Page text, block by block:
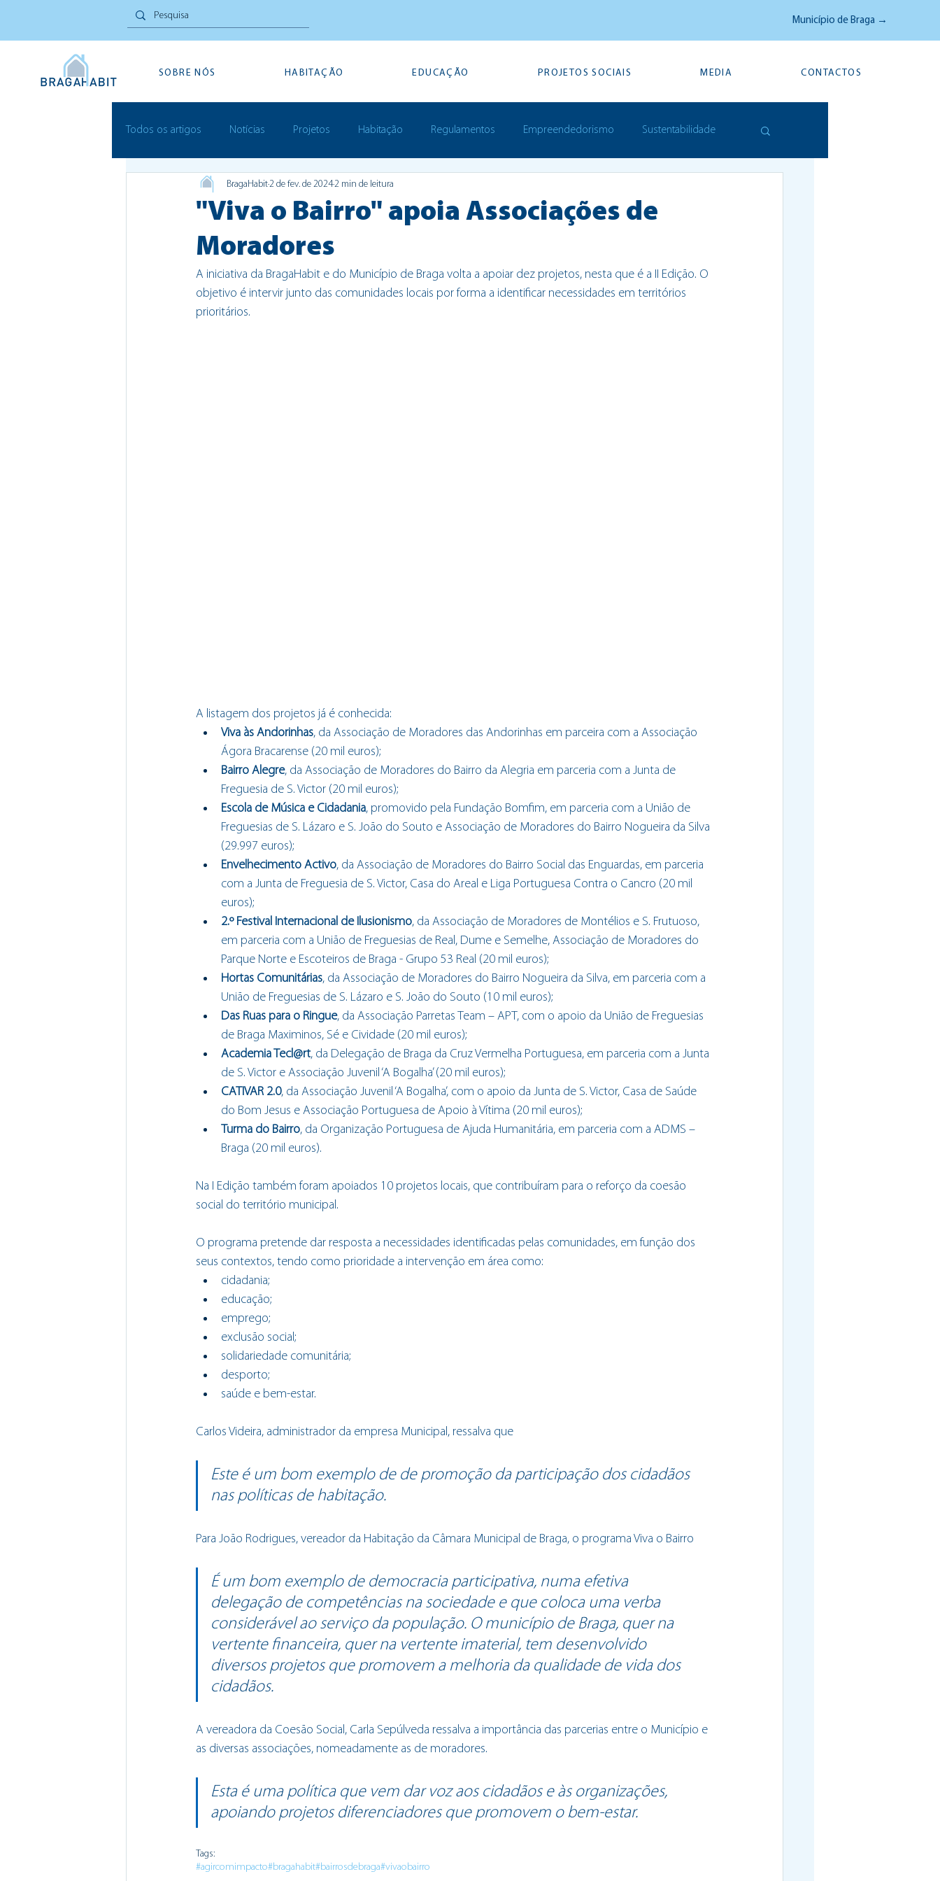
Município de Braga →
SOBRE NÓS HABITAÇÃO EDUCAÇÃO PROJETOS SOCIAIS MEDIA CONTACTOS
Todos os artigos Notícias Projetos Habitação Regulamentos Empreendedorismo Sustentabilidade
Inovação Social Festivais Prémios
"Viva o Bairro" apoia Associações de
Moradores
BragaHabit2 de fev. de 20242 min de leitura
A iniciativa da BragaHabit e do Município de Braga volta a apoiar dez projetos, nesta que é a II Edição. O
objetivo é intervir junto das comunidades locais por forma a identificar necessidades em territórios
prioritários.
A listagem dos projetos já é conhecida:
Viva às Andorinhas, da Associação de Moradores das Andorinhas em parceira com a Associação
Ágora Bracarense (20 mil euros);
Bairro Alegre, da Associação de Moradores do Bairro da Alegria em parceria com a Junta de
Freguesia de S. Victor (20 mil euros);
Escola de Música e Cidadania, promovido pela Fundação Bomfim, em parceria com a União de
Freguesias de S. Lázaro e S. João do Souto e Associação de Moradores do Bairro Nogueira da Silva
(29.997 euros);
Envelhecimento Activo, da Associação de Moradores do Bairro Social das Enguardas, em parceria
com a Junta de Freguesia de S. Victor, Casa do Areal e Liga Portuguesa Contra o Cancro (20 mil
euros);
2.º Festival Internacional de Ilusionismo, da Associação de Moradores de Montélios e S. Frutuoso,
em parceria com a União de Freguesias de Real, Dume e Semelhe, Associação de Moradores do
Parque Norte e Escoteiros de Braga - Grupo 53 Real (20 mil euros);
Hortas Comunitárias, da Associação de Moradores do Bairro Nogueira da Silva, em parceria com a
União de Freguesias de S. Lázaro e S. João do Souto (10 mil euros);
Das Ruas para o Ringue, da Associação Parretas Team – APT, com o apoio da União de Freguesias
de Braga Maximinos, Sé e Cividade (20 mil euros);
Academia Tecl@rt, da Delegação de Braga da Cruz Vermelha Portuguesa, em parceria com a Junta
de S. Victor e Associação Juvenil ‘A Bogalha’ (20 mil euros);
CATIVAR 2.0, da Associação Juvenil ‘A Bogalha’, com o apoio da Junta de S. Victor, Casa de Saúde
do Bom Jesus e Associação Portuguesa de Apoio à Vítima (20 mil euros);
Turma do Bairro, da Organização Portuguesa de Ajuda Humanitária, em parceria com a ADMS –
Braga (20 mil euros).
Na I Edição também foram apoiados 10 projetos locais, que contribuíram para o reforço da coesão
social do território municipal.
O programa pretende dar resposta a necessidades identificadas pelas comunidades, em função dos
seus contextos, tendo como prioridade a intervenção em área como:
cidadania;
educação;
emprego;
exclusão social;
solidariedade comunitária;
desporto;
saúde e bem-estar.
Carlos Videira, administrador da empresa Municipal, ressalva que
Este é um bom exemplo de de promoção da participação dos cidadãos
nas políticas de habitação.
Para João Rodrigues, vereador da Habitação da Câmara Municipal de Braga, o programa Viva o Bairro
É um bom exemplo de democracia participativa, numa efetiva
delegação de competências na sociedade e que coloca uma verba
considerável ao serviço da população. O município de Braga, quer na
vertente financeira, quer na vertente imaterial, tem desenvolvido
diversos projetos que promovem a melhoria da qualidade de vida dos
cidadãos.
A vereadora da Coesão Social, Carla Sepúlveda ressalva a importância das parcerias entre o Município e
as diversas associações, nomeadamente as de moradores.
Esta é uma política que vem dar voz aos cidadãos e às organizações,
apoiando projetos diferenciadores que promovem o bem-estar.
Tags:
#agircomimpacto#bragahabit#bairrosdebraga#vivaobairro